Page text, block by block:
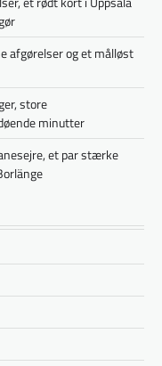
afgørelser og et målløst
store
minutter
et par stærke